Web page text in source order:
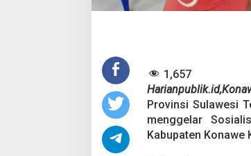
K
p
,
N
r
S
1,657
Provinsi Sulawesi
menggelar
Kabupaten Konawe